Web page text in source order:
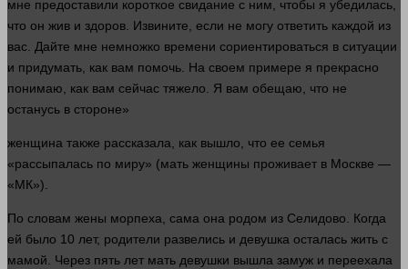
мне предоставили короткое свидание с ним, чтобы я убедилась,
что он жив и здоров. Извините, если не могу ответить каждой из
вас. Дайте мне немножко времени сориентироваться в ситуации
и придумать, как вам помочь. На своем примере я прекрасно
понимаю, как вам сейчас тяжело. Я вам обещаю, что не
останусь в стороне»
женщина также рассказала, как вышло, что ее семья
«рассыпалась по миру» (мать женщины проживает в Москве —
«МК»).
По словам жены морпеха, сама она родом из Селидово. Когда
ей было 10 лет, родители развелись и девушка осталась жить с
мамой. Через пять лет мать девушки вышла замуж и переехала